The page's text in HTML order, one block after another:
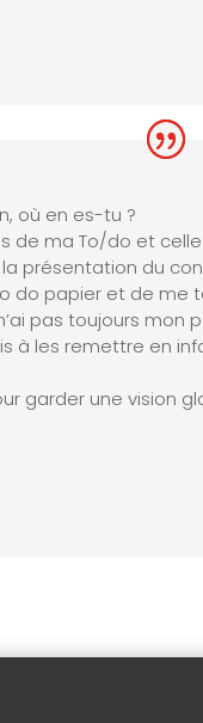
où en es-tu ?
de ma To/do et
présentation du
do papier et de
pas toujours
à les remettre en
garder une vision